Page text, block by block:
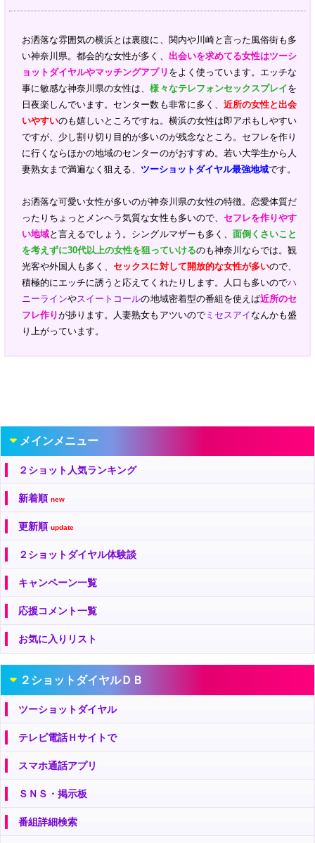
お洒落な雰囲気の横浜とは裏腹に、関内や川崎と言った風俗街も多
い神奈川県。都会的な女性が多く、 出会いを求めてる女性はツーシ
ョットダイヤルやマッチングアプリ をよく使っています。エッチな
事に敏感な神奈川県の女性は、様々なテレフォンセックスプレイを
日夜楽しんでいます。センター数も非常に多く、 近所の女性と出会
いやすいのも嬉しいところですね。横浜の女性は即アポもしやすい
ですが、少し割り切り目的が多いのが残念なところ。セフレを作り
に行くならほかの地域のセンターのがおすすめ。若い大学生から人
妻熟女まで満遍なく狙える、 ツーショットダイヤル最強地域です。
お洒落な可愛い女性が多いのが神奈川県の女性の特徴。恋愛体質だ
ったりちょっとメンヘラ気質な女性も多いので、 セフレを作りやす
い地域と言えるでしょう。シングルマザーも多く、 面倒くさいこと
を考えずに30代以上の女性を狙っていけるのも神奈川ならでは。観
光客や外国人も多く、セックスに対して開放的な女性が多いので、
積極的にエッチに誘うと応えてくれたりします。人口も多いのでハ
ニーラインやスイートコールの地域密着型の番組を使えば近所のセ
フレ作りが捗ります。人妻熟女もアツいのでミセスアイなんかも盛
り上がっています。
メインメニュー
２ショット人気ランキング
新着順 new
更新順 update
２ショットダイヤル体験談
キャンペーン一覧
応援コメント一覧
お気に入りリスト
２ショットダイヤルＤＢ
ツーショットダイヤル
テレビ電話Ｈサイトで
スマホ通話アプリ
ＳＮＳ・掲示板
番組詳細検索